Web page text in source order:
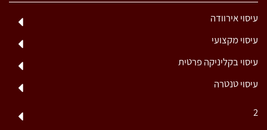
עיסוי אירוודה
עיסוי מקצועי
עיסוי בקליניקה פרטית
עיסוי טנטרה
2